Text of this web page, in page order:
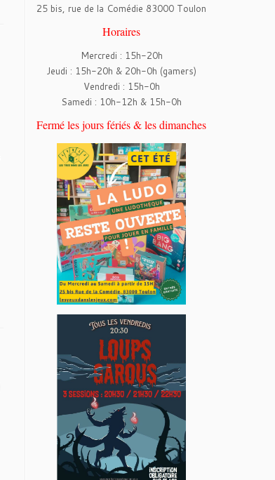
25 bis, rue de la Comédie 83000 Toulon
Horaires
Mercredi : 15h-20h
Jeudi : 15h-20h & 20h-0h (gamers)
Vendredi : 15h-0h
Samedi : 10h-12h & 15h-0h
Fermé les jours fériés & les dimanches